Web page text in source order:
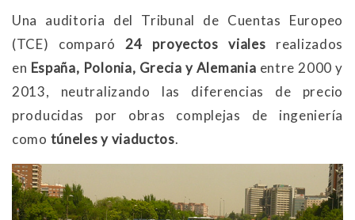
Una auditoria del Tribunal de Cuentas Europeo
(TCE) comparó24 proyectos viales realizados
en España, Polonia, Grecia y Alemania entre 2000 y
2013, neutralizando las diferencias de precio
producidas por obras complejas de ingeniería
como túneles y viaductos.